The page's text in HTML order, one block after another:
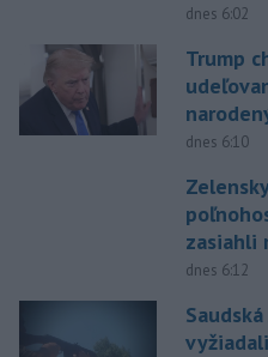
dnes 6:02
Trump
dnes 6:10
zasiahli
dnes 6:12